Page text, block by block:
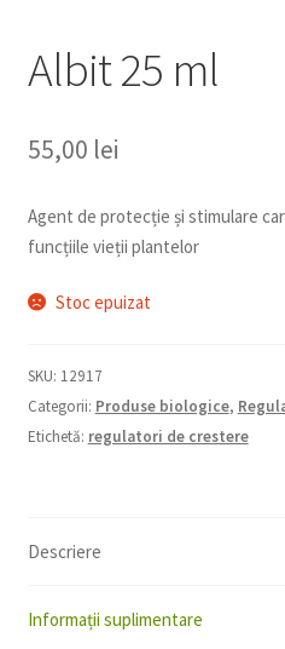
Albit 25 ml
55,00 lei
Agent de protecție și stimulare
funcțiile vieții plantelor
Stoc epuizat
SKU: 12917
Categorii: Produse biologice,
Etichetă: regulatori de crestere
Descriere
Informații suplimentare